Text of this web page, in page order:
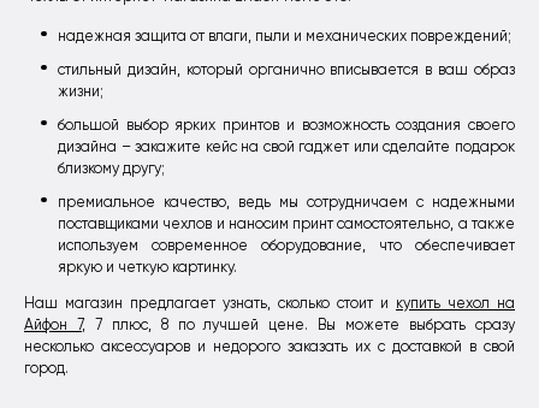
надежная защита от влаги, пыли и механических повреждений;
стильный дизайн, который органично вписывается в ваш образ
жизни;
большой выбор ярких принтов и возможность создания своего
дизайна – закажите кейс на свой гаджет или сделайте подарок
близкому другу;
премиальное качество, ведь мы сотрудничаем с надежными
поставщиками чехлов и наносим принт самостоятельно, а также
используем современное оборудование, что обеспечивает
яркую и четкую картинку.
Наш магазин предлагает узнать, сколько стоит и купить чехол на
Айфон 7, 7 плюс, 8 по лучшей цене. Вы можете выбрать сразу
несколько аксессуаров и недорого заказать их с доставкой в свой
город.